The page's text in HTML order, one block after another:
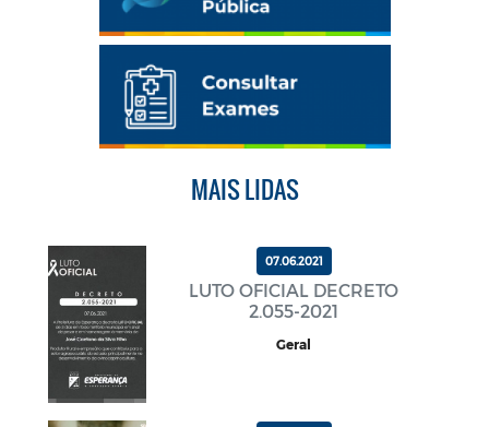
MAIS LIDAS
07.06.2021
LUTO OFICIAL DECRETO
2.055-2021
Geral